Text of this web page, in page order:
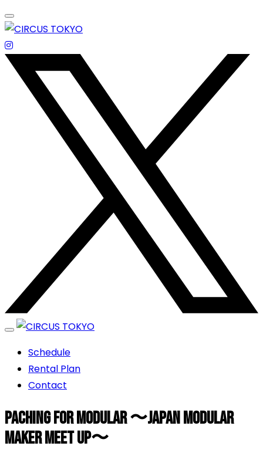
Skip
to
content
エンターテイメントスペース
CIRCUS TOKYO
エンターテイメントスペース
Schedule
Rental Plan
Contact
Paching For Modular 〜Japan Modular
Maker Meet up〜